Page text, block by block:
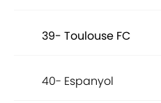
39- Toulouse FC
40- Espanyol